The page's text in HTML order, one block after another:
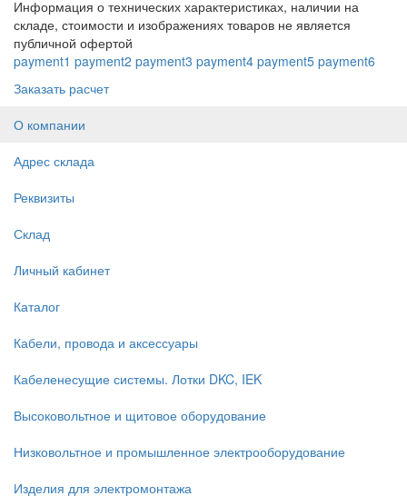
Информация о технических характеристиках, наличии на
складе, стоимости и изображениях товаров не является
публичной офертой
payment1 payment2 payment3 payment4 payment5 payment6
Заказать расчет
О компании
Адрес склада
Реквизиты
Склад
Личный кабинет
Каталог
Кабели, провода и аксессуары
Кабеленесущие системы. Лотки DKC, IEK
Высоковольтное и щитовое оборудование
Низковольтное и промышленное электрооборудование
Изделия для электромонтажа